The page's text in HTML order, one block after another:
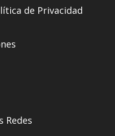
de Privacidad
Redes